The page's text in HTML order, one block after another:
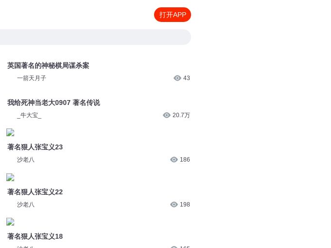
打开APP
英国著名的神秘棋局谋杀案
一箭天月子 43
我给死神当老大0907 著名传说
_牛大宝_ 20.7万
著名狠人张宝义23
沙老八 186
著名狠人张宝义22
沙老八 198
著名狠人张宝义18